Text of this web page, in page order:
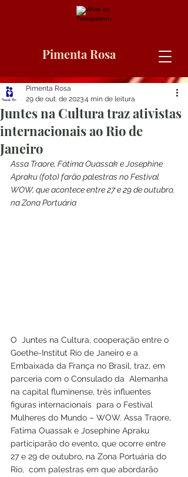
Pimenta Rosa
Juntes na Cultura traz ativistas
internacionais ao Rio de
Janeiro
Pimenta Rosa
29 de out. de 20234 min de leitura
Assa Traore, Fátima Ouassak e Josephine
Apraku (foto) farão palestras no Festival
WOW, que acontece entre 27 e 29 de outubro,
na Zona Portuária
O  Juntes na Cultura, cooperação entre o
Goethe-Institut Rio de Janeiro e a
Embaixada da França no Brasil, traz, em
parceria com o Consulado da  Alemanha
na capital fluminense, três influentes
figuras internacionais  para o Festival
Mulheres do Mundo – WOW. Assa Traore,
Fatima Ouassak e Josephine Apraku
participarão do evento, que ocorre entre
27 e 29 de outubro, na Zona Portuária do
Rio,  com palestras em que abordarão